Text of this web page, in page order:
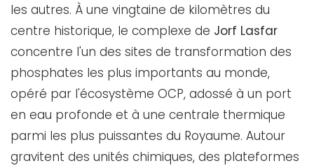
les autres. À une vingtaine de kilomètres du
centre historique, le complexe de Jorf Lasfar
concentre l'un des sites de transformation des
phosphates les plus importants au monde,
opéré par l'écosystème OCP, adossé à un port
en eau profonde et à une centrale thermique
parmi les plus puissantes du Royaume. Autour
gravitent des unités chimiques, des plateformes